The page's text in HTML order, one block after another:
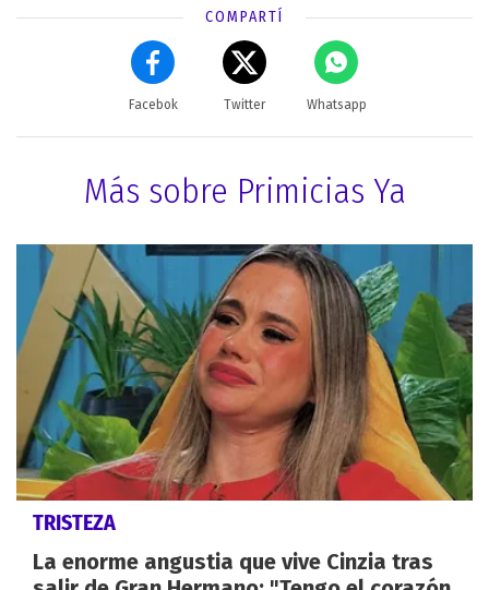
COMPARTÍ
Facebok Twitter Whatsapp
Más sobre Primicias Ya
TRISTEZA
La enorme angustia que vive Cinzia tras